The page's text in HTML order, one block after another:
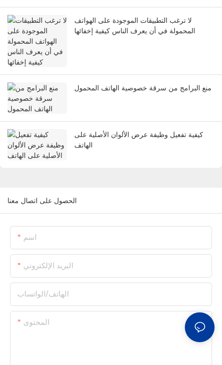
لا ترغب التطبيقات الموجودة على الهواتف
المحمولة في أن يعرف الناس كيفية إخفائها
منع البرامج من سرقة خصوصية الهاتف المحمول
كيفية تفعيل وظيفة عرض الألوان الأصلية على
الهاتف
الحصول على اتصال معنا
اسم
البريد الإلكتروني
الهاتف/الواتساب
المحتوى